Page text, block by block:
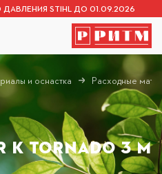
STIHL ДО 01.09.2026
и оснастка Расходные
TORNADO 3 М